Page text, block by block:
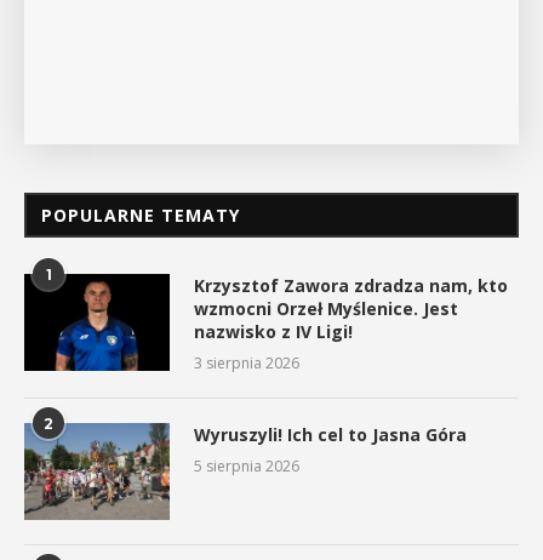
POPULARNE TEMATY
1
Krzysztof Zawora zdradza nam, kto
wzmocni Orzeł Myślenice. Jest
nazwisko z IV Ligi!
3 sierpnia 2026
2 Wyruszyli! Ich cel to Jasna Góra
5 sierpnia 2026